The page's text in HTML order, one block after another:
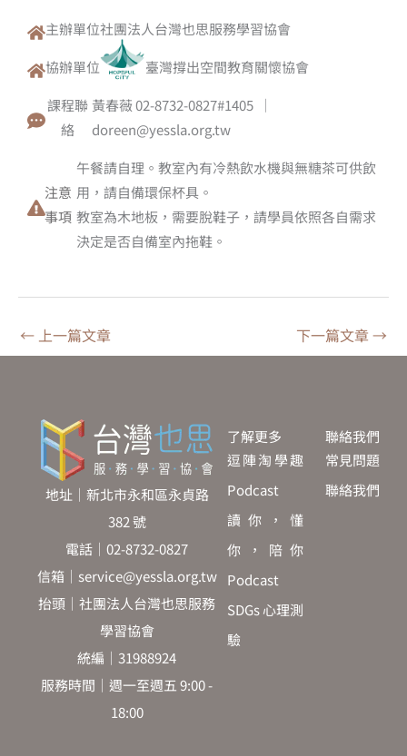
主辦單位社團法人台灣也思服務學習協會
協辦單位
臺灣撐出空間教育關懷協會
課程聯
絡
黃春薇 02-8732-0827#1405 ｜
doreen@yessla.org.tw
注意
事項
午餐請自理。教室內有冷熱飲水機與無糖茶可供飲
用，請自備環保杯具。
教室為木地板，需要脫鞋子，請學員依照各自需求
決定是否自備室內拖鞋。
← 上一篇文章 下一篇文章 →
了解更多
逗陣淘學趣
Podcast
讀你，懂
你，陪你
Podcast
SDGs 心理測
驗
地址｜新北市永和區永貞路
382 號
電話｜02-8732-0827
信箱｜service@yessla.org.tw
抬頭｜社團法人台灣也思服務
學習協會
統編｜31988924
服務時間｜週一至週五 9:00 -
18:00
聯絡我們
常見問題
聯絡我們